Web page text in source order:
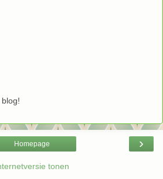
›
Homepage
tonen